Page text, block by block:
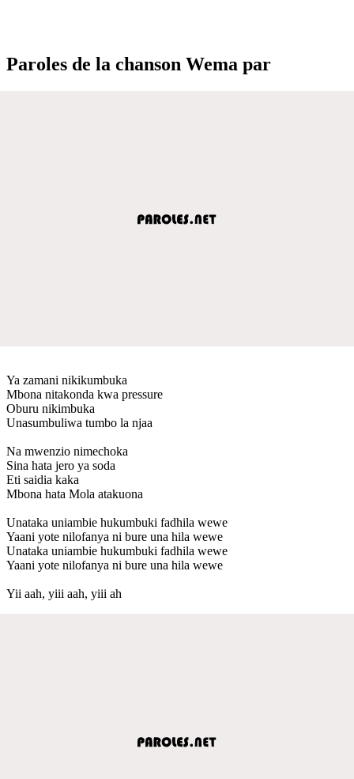
Paroles de la chanson Wema par
Ya zamani nikikumbuka
Mbona nitakonda kwa pressure
Oburu nikimbuka
Unasumbuliwa tumbo la njaa
Na mwenzio nimechoka
Sina hata jero ya soda
Eti saidia kaka
Mbona hata Mola atakuona
Unataka uniambie hukumbuki fadhila wewe
Yaani yote nilofanya ni bure una hila wewe
Unataka uniambie hukumbuki fadhila wewe
Yaani yote nilofanya ni bure una hila wewe
Yii aah, yiii aah, yiii ah